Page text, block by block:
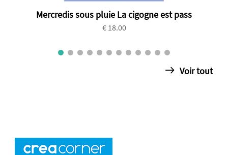
Mercredis sous pluie La cigogne est pass
€ 18.00
Voir tout